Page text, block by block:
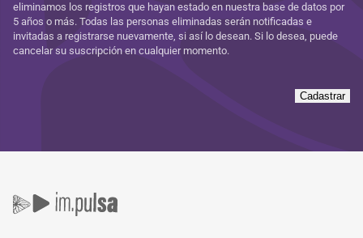
eliminamos los registros que hayan estado en nuestra base de datos por
5 años o más. Todas las personas eliminadas serán notificadas e
invitadas a registrarse nuevamente, si así lo desean. Si lo desea, puede
cancelar su suscripción en cualquier momento.
Cadastrar